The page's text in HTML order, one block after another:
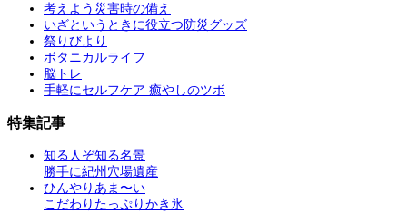
考えよう災害時の備え
いざというときに役立つ防災グッズ
祭りびより
ボタニカルライフ
脳トレ
手軽にセルフケア 癒やしのツボ
特集記事
知る人ぞ知る名景
勝手に紀州穴場遺産
ひんやりあま〜い
こだわりたっぷりかき氷